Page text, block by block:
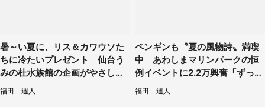
暑～い夏に、リス＆カワウソた
ちに冷たいプレゼント 仙台う
みの杜水族館の企画がやさしい
【7／31～8／23】
福田 週人
ペンギンも〝夏の風物詩〟満喫
中 あわしまマリンパークの恒
例イベントに2.2万興奮「ずっと
見てたい」
福田 週人